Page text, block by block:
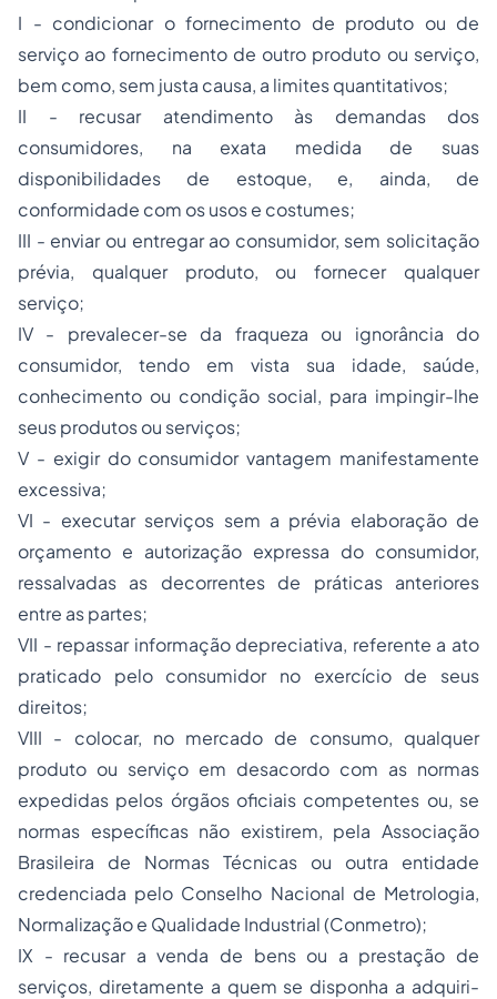
I - condicionar o fornecimento de produto ou de
serviço ao fornecimento de outro produto ou serviço,
bem como, sem justa causa, a limites quantitativos;
II - recusar atendimento às demandas dos
consumidores, na exata medida de suas
disponibilidades de estoque, e, ainda, de
conformidade com os usos e costumes;
III - enviar ou entregar ao consumidor, sem solicitação
prévia, qualquer produto, ou fornecer qualquer
serviço;
IV - prevalecer-se da fraqueza ou ignorância do
consumidor, tendo em vista sua idade, saúde,
conhecimento ou condição social, para impingir-lhe
seus produtos ou serviços;
V - exigir do consumidor vantagem manifestamente
excessiva;
VI - executar serviços sem a prévia elaboração de
orçamento e autorização expressa do consumidor,
ressalvadas as decorrentes de práticas anteriores
entre as partes;
VII - repassar informação depreciativa, referente a ato
praticado pelo consumidor no exercício de seus
direitos;
VIII - colocar, no mercado de consumo, qualquer
produto ou serviço em desacordo com as normas
expedidas pelos órgãos oficiais competentes ou, se
normas específicas não existirem, pela Associação
Brasileira de Normas Técnicas ou outra entidade
credenciada pelo Conselho Nacional de Metrologia,
Normalização e Qualidade Industrial (Conmetro);
IX - recusar a venda de bens ou a prestação de
serviços, diretamente a quem se disponha a adquiri-